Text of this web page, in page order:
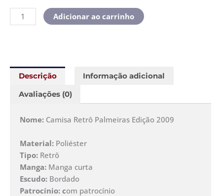
Adicionar ao carrinho
Descrição Informação adicional
Avaliações (0)
Nome: Camisa Retrô Palmeiras Edição 2009
Material: Poliéster
Tipo: Retrô
Manga: Manga curta
Escudo: Bordado
Patrocínio: com patrocínio